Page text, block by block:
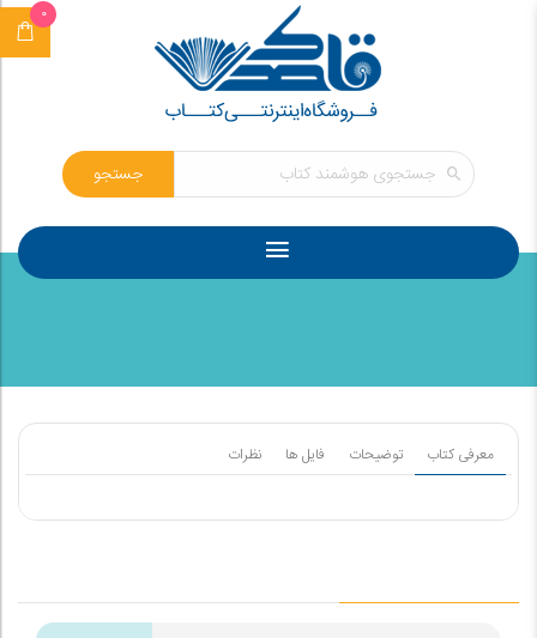
0
جستجو
معرفی کتاب توضیحات فایل ها نظرات